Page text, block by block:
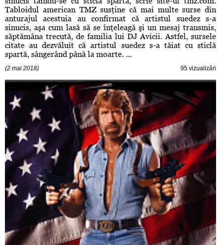
Tabloidul american TMZ susţine că mai multe surse din
anturajul acestuia au confirmat că artistul suedez s-a
sinucis, aşa cum lasă să se înţeleagă şi un mesaj transmis,
săptămâna trecută, de familia lui DJ Avicii. Astfel, sursele
citate au dezvăluit că artistul suedez s-a tăiat cu sticlă
spartă, sângerând până la moarte. ...
(2 mai 2018) 95 vizualizări